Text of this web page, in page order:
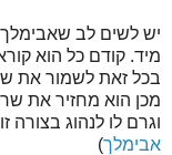
יש לשים לב
מיד. קודם כל הוא
בכל זאת לשמור את
מכן הוא מחזיר את
וגרם לו לנהוג
אבימלך)